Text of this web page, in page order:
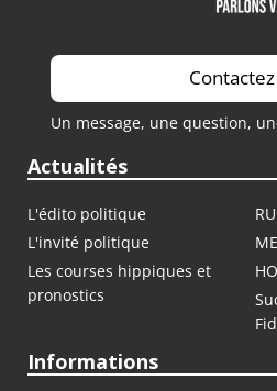
Un message, une question,
Actualités
L'édito politique
L'invité politique
Les courses hippiques et
pronostics
Informations